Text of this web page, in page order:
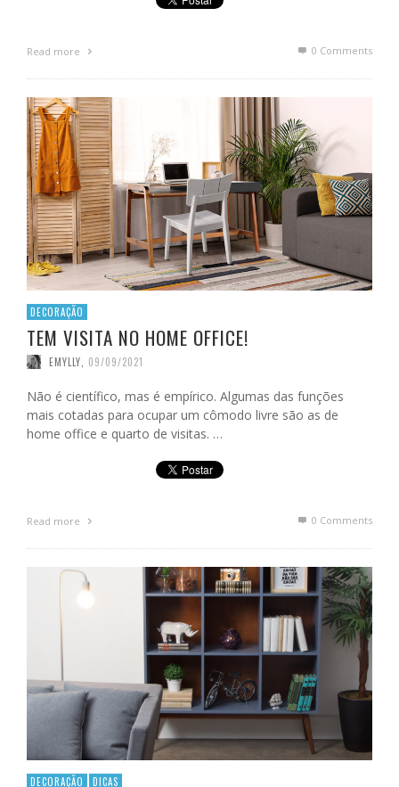
Read more 0 Comments
DECORAÇÃO
TEM VISITA NO HOME OFFICE!
EMYLLY 09/09/2021
Não é científico, mas é empírico. Algumas das funções
mais cotadas para ocupar um cômodo livre são as de
home office e quarto de visitas. …
Read more 0 Comments
DECORAÇÃO DICAS